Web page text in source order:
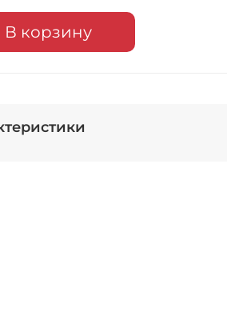
В корзину